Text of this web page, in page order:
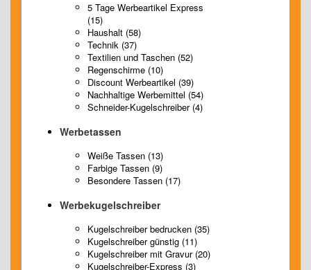
5 Tage Werbeartikel Express
(15)
Haushalt (58)
Technik (37)
Textilien und Taschen (52)
Regenschirme (10)
Discount Werbeartikel (39)
Nachhaltige Werbemittel (54)
Schneider-Kugelschreiber (4)
Werbetassen
Weiße Tassen (13)
Farbige Tassen (9)
Besondere Tassen (17)
Werbekugelschreiber
Kugelschreiber bedrucken (35)
Kugelschreiber günstig (11)
Kugelschreiber mit Gravur (20)
Kugelschreiber-Express (3)